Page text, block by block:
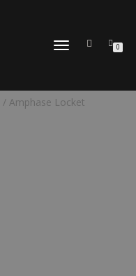
DÉPLIER
0
/ Amphase Locket